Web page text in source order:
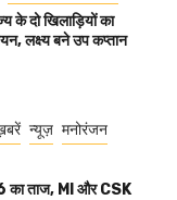
के दो खिलाड़ियों का
लक्ष्य बने उप कप्तान
न्यूज़ मनोरंजन
का ताज, MI और CSK